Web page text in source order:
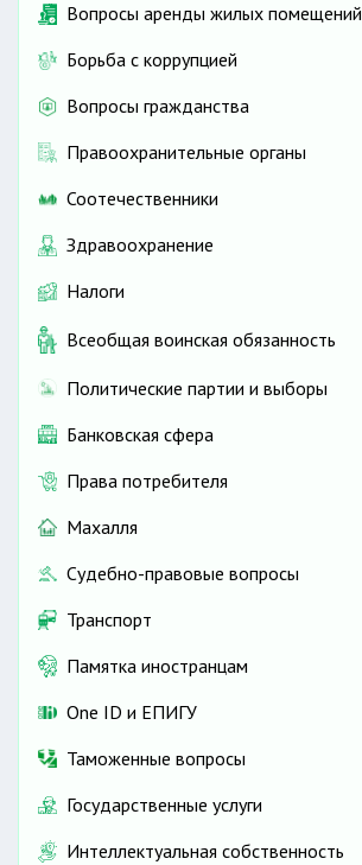
Вопросы аренды жилых помещений
Борьба с коррупцией
Вопросы гражданства
Правоохранительные органы
Соотечественники
Здравоохранение
Налоги
Всеобщая воинская обязанность
Политические партии и выборы
Банковская сфера
Права потребителя
Махалля
Судебно-правовые вопросы
Транспорт
Памятка иностранцам
One ID и ЕПИГУ
Таможенные вопросы
Государственные услуги
Интеллектуальная собственность